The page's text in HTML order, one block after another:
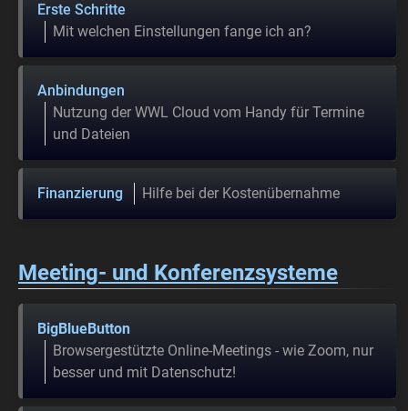
Erste Schritte
Mit welchen Einstellungen fange ich an?
Anbindungen
Nutzung der WWL Cloud vom Handy für Termine
und Dateien
Finanzierung Hilfe bei der Kostenübernahme
Meeting- und Konferenzsysteme
BigBlueButton
Browsergestützte Online-Meetings - wie Zoom, nur
besser und mit Datenschutz!